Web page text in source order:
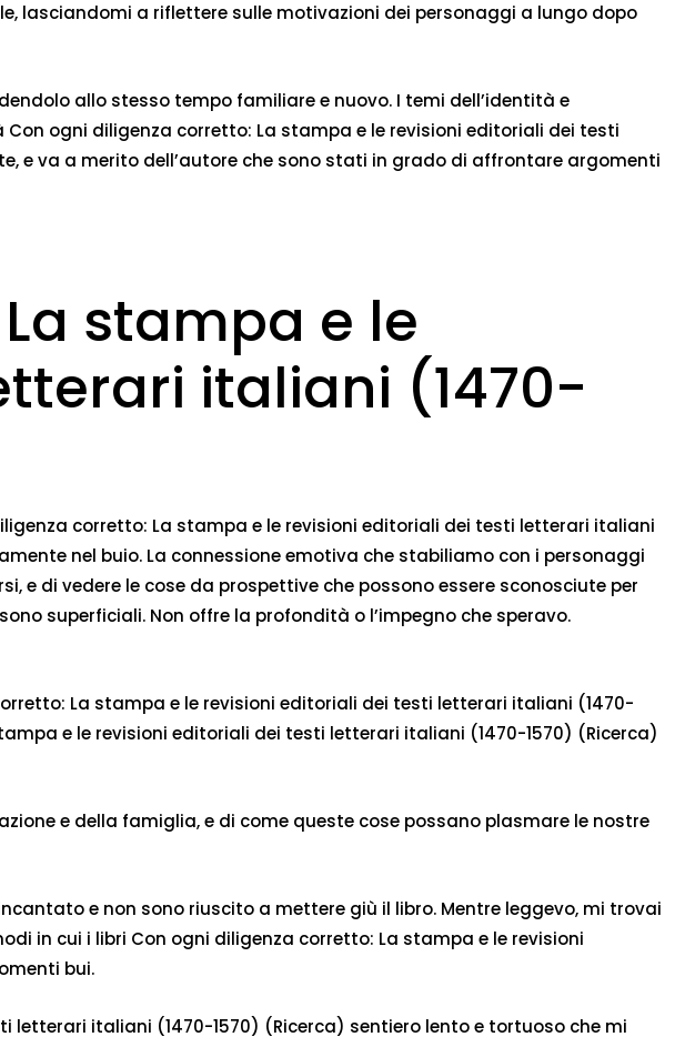
lasciandomi a riflettere sulle motivazioni dei personaggi a lungo dopo
allo stesso tempo familiare e nuovo. I temi dell’identità e
ogni diligenza corretto: La stampa e le revisioni editoriali dei testi
e va a merito dell’autore che sono stati in grado di affrontare argomenti
stampa e le
italiani (1470-
corretto: La stampa e le revisioni editoriali dei testi letterari italiani
nel buio. La connessione emotiva che stabiliamo con i personaggi
e di vedere le cose da prospettive che possono essere sconosciute per
superficiali. Non offre la profondità o l’impegno che speravo.
La stampa e le revisioni editoriali dei testi letterari italiani (1470-
e le revisioni editoriali dei testi letterari italiani (1470-1570) (Ricerca)
e della famiglia, e di come queste cose possano plasmare le nostre
e non sono riuscito a mettere giù il libro. Mentre leggevo, mi trovai
in cui i libri Con ogni diligenza corretto: La stampa e le revisioni
bui.
italiani (1470-1570) (Ricerca) sentiero lento e tortuoso che mi